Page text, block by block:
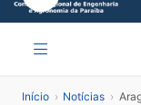
Início › Notícias ›